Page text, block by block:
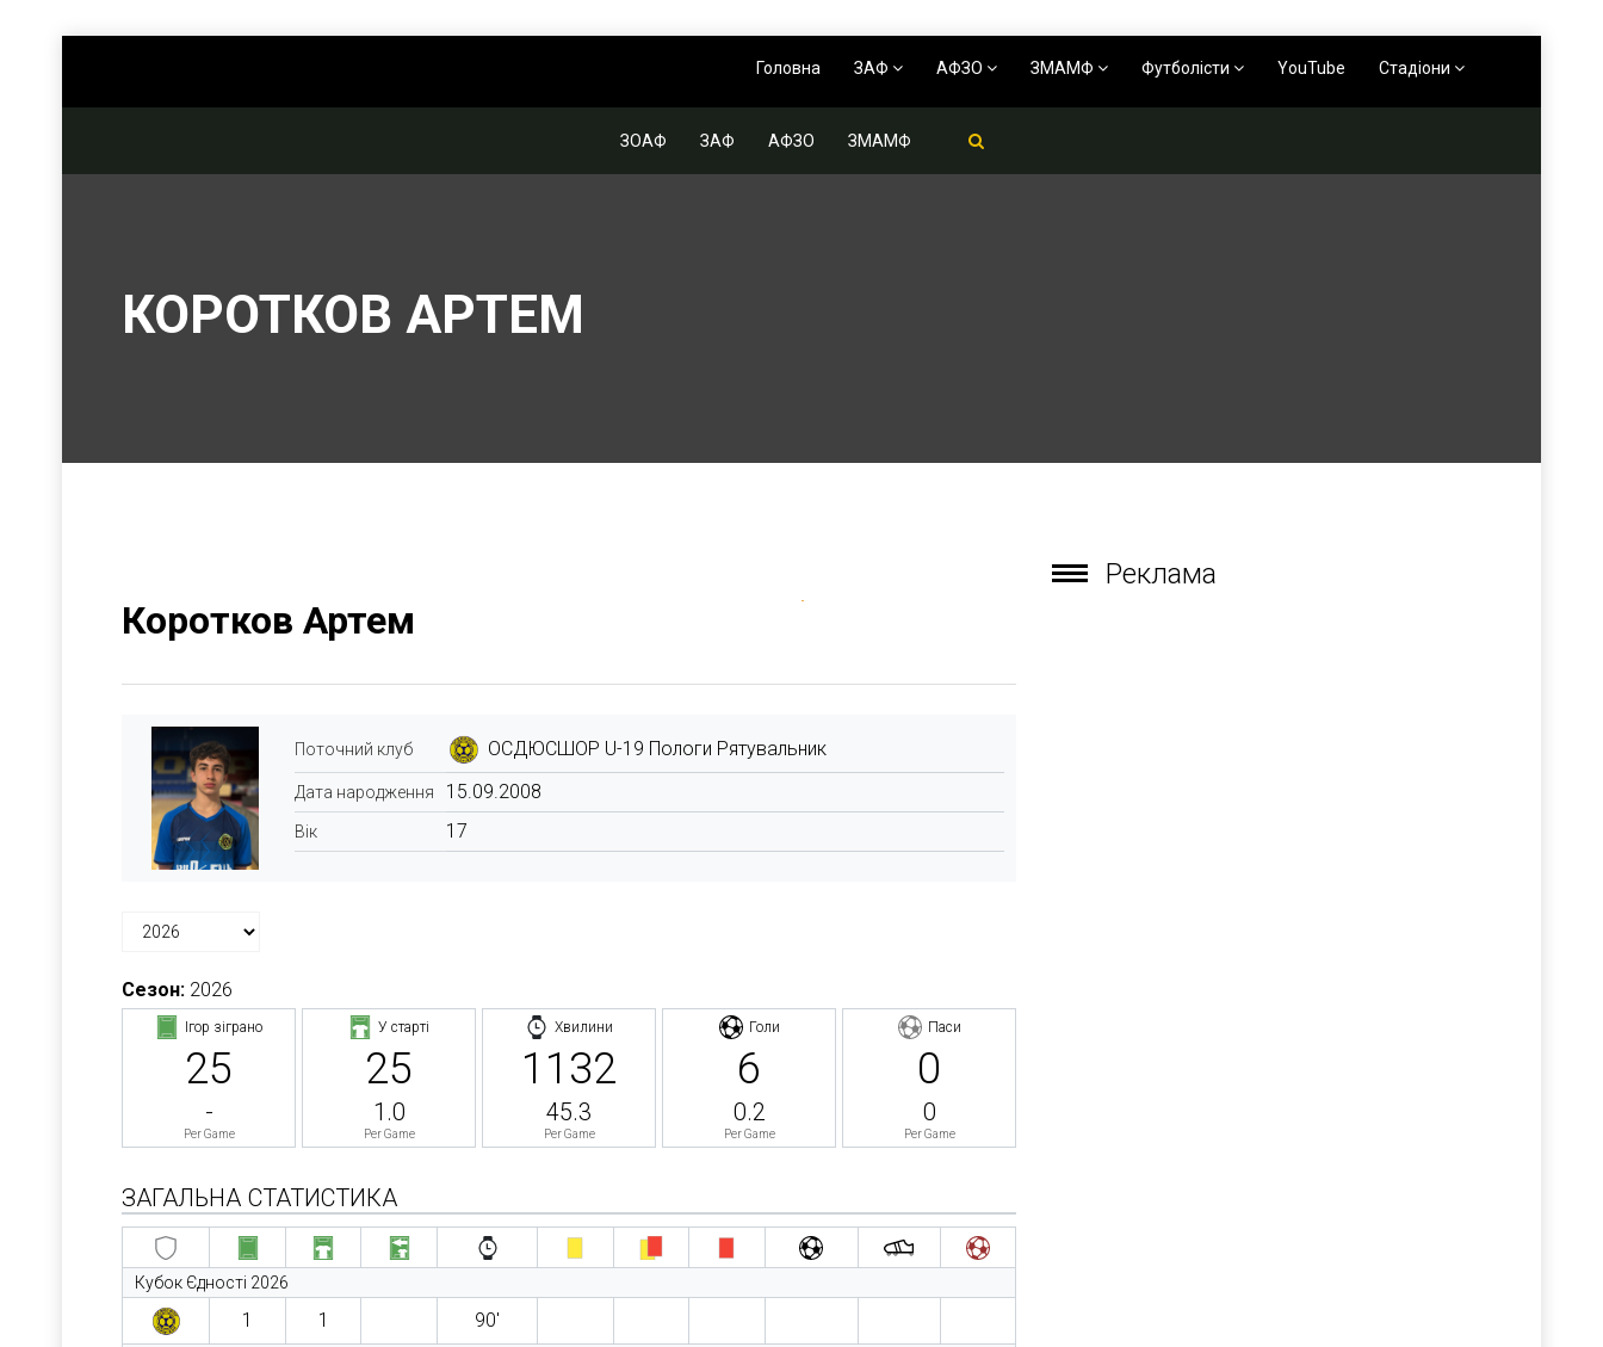
Головна ЗАФ АФЗО ЗМАМФ Футболісти YouTube Стадіони
ЗОАФ ЗАФ АФЗО ЗМАМФ
КОРОТКОВ АРТЕМ
Коротков Артем
Поточний клуб ОСДЮСШОР U-19 Пологи Рятувальник
Дата народження 15.09.2008
Вік 17
Сезон: 2026
Ігор зіграно
25
-
Per Game
У старті
25
1.0
Per Game
Хвилини
1132
45.3
Per Game
Голи
6
0.2
Per Game
Паси
0
0
Per Game
ЗАГАЛЬНА СТАТИСТИКА
Кубок Єдності 2026
1 1 90′
Реклама